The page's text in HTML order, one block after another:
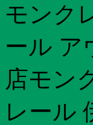
モンク
ール ア
店モン
レール